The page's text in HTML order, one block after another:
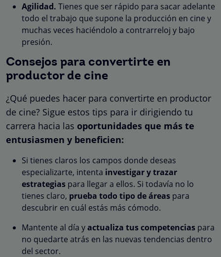
Agilidad. Tienes que ser rápido para sacar adelante
todo el trabajo que supone la producción en cine y
muchas veces haciéndolo a contrarreloj y bajo
presión.
Consejos para convertirte en
productor de cine
¿Qué puedes hacer para convertirte en productor
de cine? Sigue estos tips para ir dirigiendo tu
carrera hacia las oportunidades que más te
entusiasmen y beneficien:
Si tienes claros los campos donde deseas
especializarte, intenta investigar y trazar
estrategias para llegar a ellos. Si todavía no lo
tienes claro, prueba todo tipo de áreas para
descubrir en cuál estás más cómodo.
Mantente al día yactualiza tus competencias para
no quedarte atrás en las nuevas tendencias dentro
del sector.